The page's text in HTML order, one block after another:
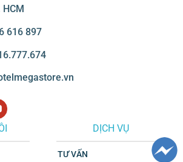
616 897
DỊCH VỤ
TƯ VẤN